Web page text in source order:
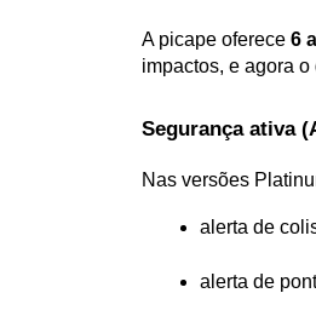
A picape oferece 6
impactos, e agora
Segurança ativa
Nas versões
alerta de
alerta de